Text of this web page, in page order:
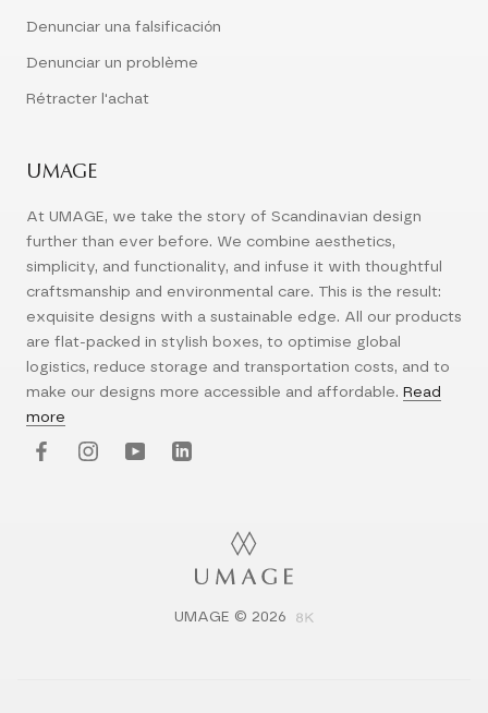
Denunciar una falsificación
Denunciar un problème
Rétracter l'achat
UMAGE
At UMAGE, we take the story of Scandinavian design
further than ever before. We combine aesthetics,
simplicity, and functionality, and infuse it with thoughtful
craftsmanship and environmental care. This is the result:
exquisite designs with a sustainable edge. All our products
are flat-packed in stylish boxes, to optimise global
logistics, reduce storage and transportation costs, and to
make our designs more accessible and affordable. Read
more
UMAGE © 2026